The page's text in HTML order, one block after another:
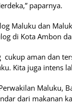
paparnya.
Maluku dan
di Kota Ambon
cukup aman dan
Kita juga intens
Maluku,
dari makanan